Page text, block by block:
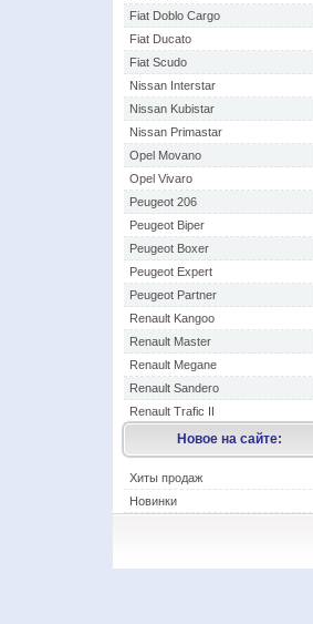
Fiat Doblo Cargo
Fiat Ducato
Fiat Scudo
Nissan Interstar
Nissan Kubistar
Nissan Primastar
Opel Movano
Opel Vivaro
Peugeot 206
Peugeot Biper
Peugeot Boxer
Peugeot Expert
Peugeot Partner
Renault Kangoo
Renault Master
Renault Megane
Renault Sandero
Renault Trafic II
Новое на сайте:
Хиты продаж
Новинки